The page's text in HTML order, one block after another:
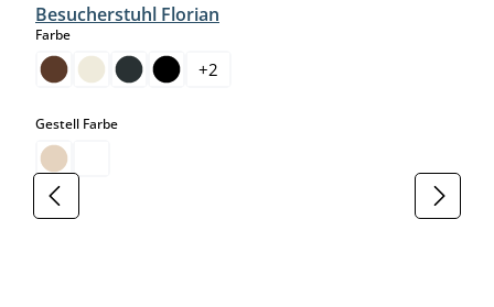
Besucherstuhl Florian
Farbeauswählen
+2
Gestell Farbeauswählen